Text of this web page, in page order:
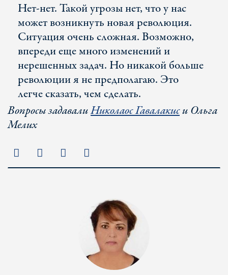
Нет-нет. Такой угрозы нет, что у нас
может возникнуть новая революция.
Ситуация очень сложная. Возможно,
впереди еще много изменений и
нерешенных задач. Но никакой больше
революции я не предполагаю. Это
легче сказать, чем сделать.
Вопросы задавалиНиколаос Гавалакиси Ольга
Мелих